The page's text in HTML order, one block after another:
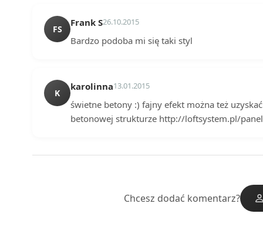
FS
Frank S26.10.2015
Bardzo podoba mi się taki styl
K
karolinna13.01.2015
świetne betony :) fajny efekt można też
betonowej strukturze http://loftsystem.pl/
Chcesz dodać komentarz?